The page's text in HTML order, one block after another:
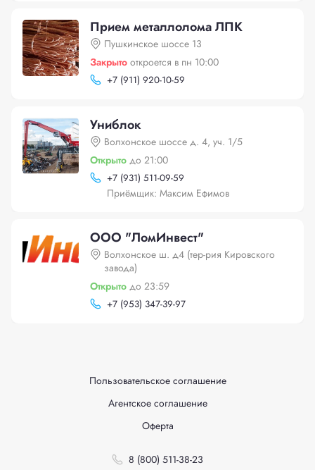
Прием металлолома ЛПК
Пушкинское шоссе 13
Закрыто откроется в пн 10:00
+7 (911) 920-10-59
Униблок
Волхонское шоссе д. 4, уч. 1/5
Открыто до 21:00
+7 (931) 511-09-59
Приёмщик: Максим Ефимов
ООО "ЛомИнвест"
Волхонское ш. д4 (тер-рия Кировского
завода)
Открыто до 23:59
+7 (953) 347-39-97
Пользовательское соглашение
Агентское соглашение
Оферта
8 (800) 511-38-23